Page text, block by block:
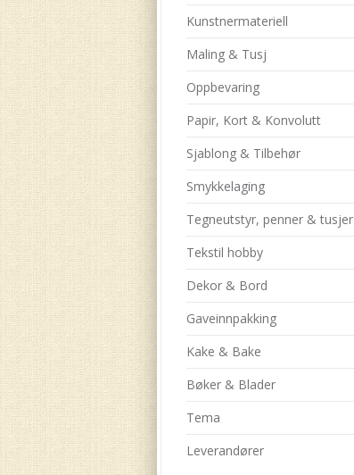
Kunstnermateriell
Maling & Tusj
Oppbevaring
Papir, Kort & Konvolutt
Sjablong & Tilbehør
Smykkelaging
Tegneutstyr, penner & tusjer
Tekstil hobby
Dekor & Bord
Gaveinnpakking
Kake & Bake
Bøker & Blader
Tema
Leverandører